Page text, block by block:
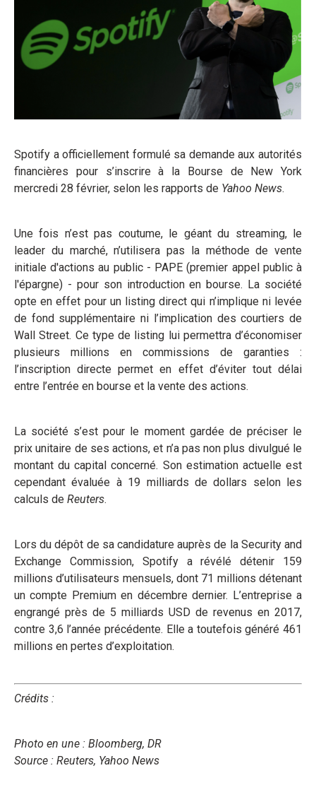
Spotify a officiellement formulé sa demande aux autorités
financières pour s’inscrire à la Bourse de New York
mercredi 28 février, selon les rapports de Yahoo News.
Une fois n’est pas coutume, le géant du streaming, le
leader du marché, n’utilisera pas la méthode de vente
initiale d'actions au public - PAPE (premier appel public à
l'épargne) - pour son introduction en bourse. La société
opte en effet pour un listing direct qui n’implique ni levée
de fond supplémentaire ni l’implication des courtiers de
Wall Street. Ce type de listing lui permettra d’économiser
plusieurs millions en commissions de garanties :
l’inscription directe permet en effet d’éviter tout délai
entre l’entrée en bourse et la vente des actions.
La société s’est pour le moment gardée de préciser le
prix unitaire de ses actions, et n’a pas non plus divulgué le
montant du capital concerné. Son estimation actuelle est
cependant évaluée à 19 milliards de dollars selon les
calculs de Reuters.
Lors du dépôt de sa candidature auprès de la Security and
Exchange Commission, Spotify a révélé détenir 159
millions d’utilisateurs mensuels, dont 71 millions détenant
un compte Premium en décembre dernier. L’entreprise a
engrangé près de 5 milliards USD de revenus en 2017,
contre 3,6 l’année précédente. Elle a toutefois généré 461
millions en pertes d’exploitation.
Crédits :
Photo en une : Bloomberg, DR
Source : Reuters, Yahoo News